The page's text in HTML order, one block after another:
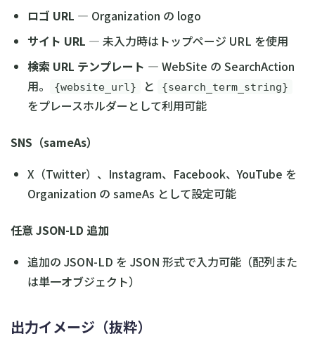
ロゴ URL — Organization の logo
サイト URL — 未入力時はトップページ URL を使用
検索 URL テンプレート — WebSite の SearchAction
用。
{website_url} と {search_term_string}
をプレースホルダーとして利用可能
SNS（sameAs）
X（Twitter）、Instagram、Facebook、YouTube を
Organization の sameAs として設定可能
任意 JSON-LD 追加
追加の JSON-LD を JSON 形式で入力可能（配列また
は単一オブジェクト）
出力イメージ（抜粋）